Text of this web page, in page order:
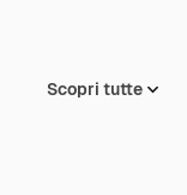
Scopri tutte